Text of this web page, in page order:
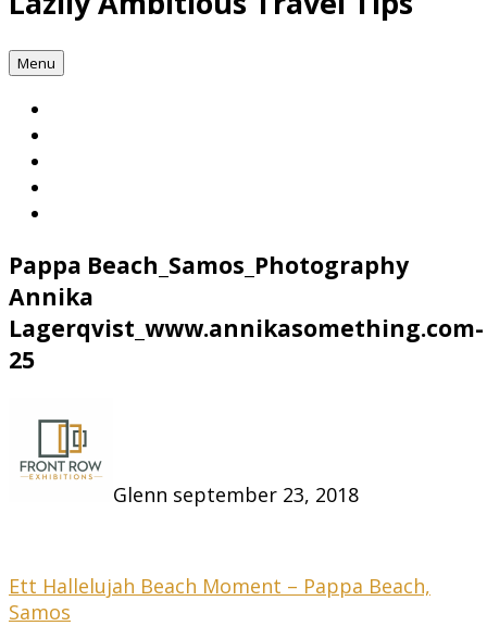
Menu
Pappa Beach_Samos_Photography
Annika
Lagerqvist_www.annikasomething.com-
25
Glenn september 23, 2018
Inläggsnavigering
Ett Hallelujah Beach Moment – Pappa Beach,
Samos